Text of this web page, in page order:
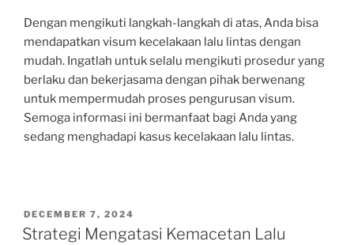
Dengan mengikuti langkah-langkah di atas, Anda bisa
mendapatkan visum kecelakaan lalu lintas dengan
mudah. Ingatlah untuk selalu mengikuti prosedur yang
berlaku dan bekerjasama dengan pihak berwenang
untuk mempermudah proses pengurusan visum.
Semoga informasi ini bermanfaat bagi Anda yang
sedang menghadapi kasus kecelakaan lalu lintas.
POSTED
ON
DECEMBER 7, 2024
Strategi Mengatasi Kemacetan Lalu